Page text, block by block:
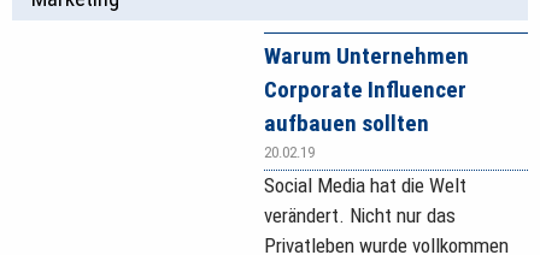
Warum Unternehmen
Corporate Influencer
aufbauen sollten
20.02.19
Social Media hat die Welt
verändert. Nicht nur das
Privatleben wurde vollkommen